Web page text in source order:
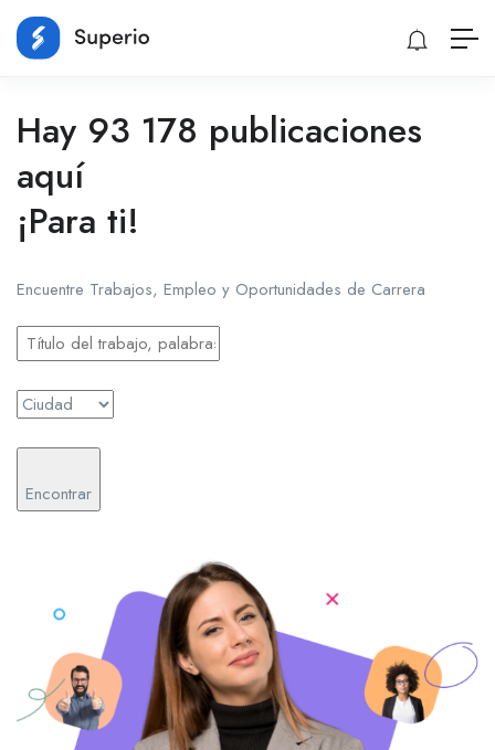
Hay 93 178 publicaciones
aquí
¡Para ti!
Encuentre Trabajos, Empleo y Oportunidades de Carrera
Encontrar